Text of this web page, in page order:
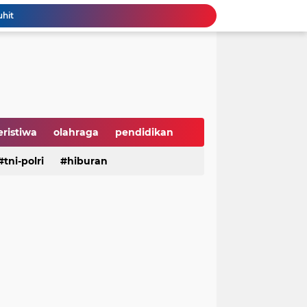
Kunjungan Wisman Semester I 2026 Tembus 7,45 Juta, Tertinggi Sejak 2020
olahraga pendidikan
hiburan serba serbi
tni-polri hiburan